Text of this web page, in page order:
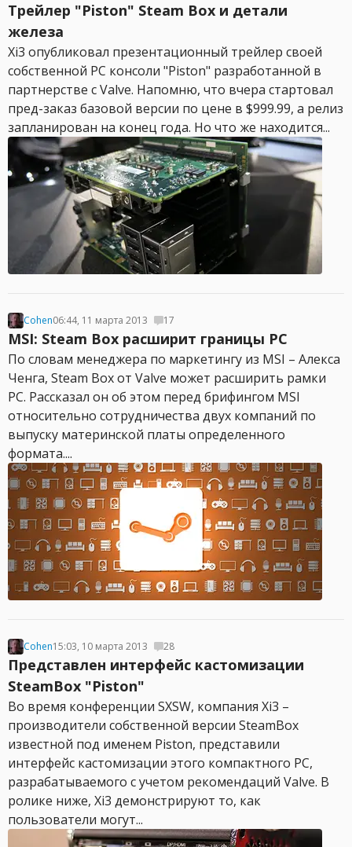
Трейлер "Piston" Steam Box и детали
железа
Xi3 опубликовал презентационный трейлер своей
собственной PC консоли "Piston" разработанной в
партнерстве с Valve. Напомню, что вчера стартовал
пред-заказ базовой версии по цене в $999.99, а релиз
запланирован на конец года. Но что же находится...
Cohen06:44, 11 марта 2013 17
MSI: Steam Box расширит границы PC
По словам менеджера по маркетингу из MSI – Алекса
Ченга, Steam Box от Valve может расширить рамки
PC. Рассказал он об этом перед брифингом MSI
относительно сотрудничества двух компаний по
выпуску материнской платы определенного
формата....
Cohen15:03, 10 марта 2013 28
Представлен интерфейс кастомизации
SteamBox "Piston"
Во время конференции SXSW, компания Xi3 –
производители собственной версии SteamBox
известной под именем Piston, представили
интерфейс кастомизации этого компактного PC,
разрабатываемого с учетом рекомендаций Valve. В
ролике ниже, Xi3 демонстрируют то, как
пользователи могут...